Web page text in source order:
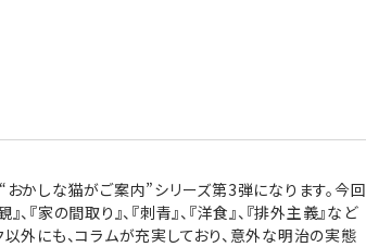
おかしな猫がご案内”シリーズ第3弾になります。今回
家の間取り』、『刺青』、『洋食』、『排外主義』など
外にも、コラムが充実しており、意外な明治の実態